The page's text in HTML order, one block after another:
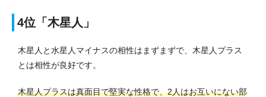
4位「木星人」
木星人と水星人マイナスの相性はまずまずで、木星人プラス
とは相性が良好です。
木星人プラスは真面目で堅実な性格で、2人はお互いにない部